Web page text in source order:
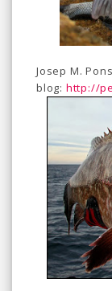
Josep M.
blog: http://